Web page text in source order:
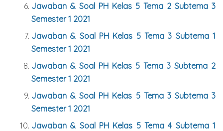
Jawaban & Soal PH Kelas 5 Tema 2 Subtema 3
Semester 1 2021
Jawaban & Soal PH Kelas 5 Tema 3 Subtema 1
Semester 1 2021
Jawaban & Soal PH Kelas 5 Tema 3 Subtema 2
Semester 1 2021
Jawaban & Soal PH Kelas 5 Tema 3 Subtema 3
Semester 1 2021
Jawaban & Soal PH Kelas 5 Tema 4 Subtema 1